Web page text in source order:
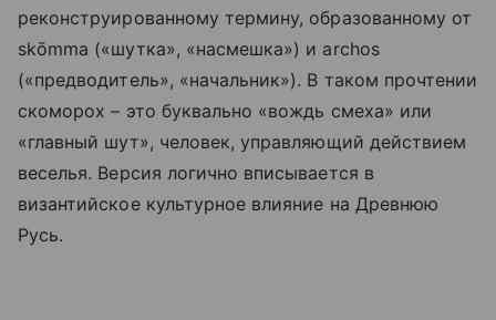
реконструированному термину, образованному от
skōmma («шутка», «насмешка») и archos
(«предводитель», «начальник»). В таком прочтении
скоморох – это буквально «вождь смеха» или
«главный шут», человек, управляющий действием
веселья. Версия логично вписывается в
византийское культурное влияние на Древнюю
Русь.